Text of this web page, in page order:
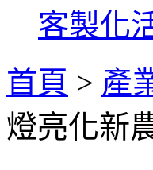
客製化
首頁 > 產
燈亮化新